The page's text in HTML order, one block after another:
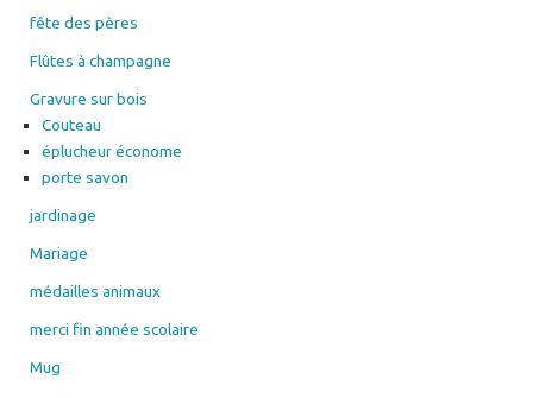
fête des pères
Flûtes à champagne
Gravure sur bois
Couteau
éplucheur économe
porte savon
jardinage
Mariage
médailles animaux
merci fin année scolaire
Mug